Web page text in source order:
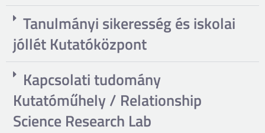
Tanulmányi sikeresség és iskolai
jóllét Kutatóközpont
Kapcsolati tudomány
Kutatóműhely / Relationship
Science Research Lab